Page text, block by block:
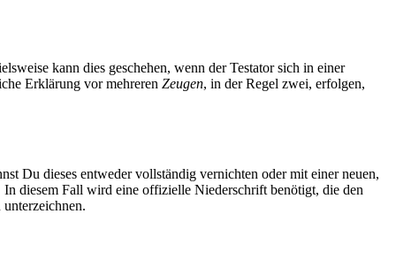
kann dies geschehen, wenn der Testator sich in einer
Erklärung vor mehreren Zeugen, in der Regel zwei, erfolgen,
Du dieses entweder vollständig vernichten oder mit einer neuen,
diesem Fall wird eine offizielle Niederschrift benötigt, die den